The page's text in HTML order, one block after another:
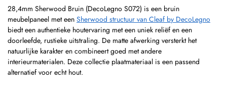
28,4mm Sherwood Bruin (DecoLegno S072) is een bruin
meubelpaneel met een Sherwood structuur van Cleaf by DecoLegno
biedt een authentieke houtervaring met een uniek reliëf en een
doorleefde, rustieke uitstraling. De matte afwerking versterkt het
natuurlijke karakter en combineert goed met andere
interieurmaterialen. Deze collectie plaatmateriaal is een passend
alternatief voor echt hout.